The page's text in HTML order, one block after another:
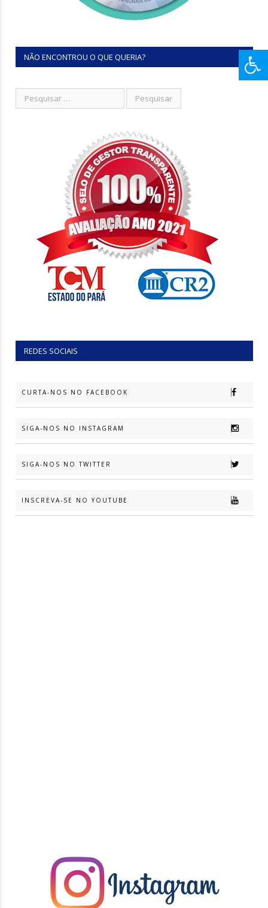
NÃO ENCONTROU O QUE QUERIA?
REDES SOCIAIS
CURTA-NOS NO FACEBOOK
SIGA-NOS NO INSTAGRAM
SIGA-NOS NO TWITTER
INSCREVA-SE NO YOUTUBE